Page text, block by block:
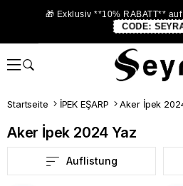
🎁 Exklusiv **10% RABATT**
CODE:
Startseite İPEK EŞARP Aker İpek
Aker İpek 2024 Yaz
Auflistung